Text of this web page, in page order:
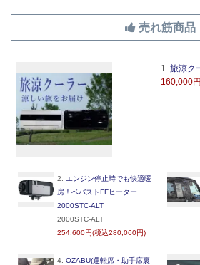
売れ筋商品
1.
旅涼ク
160,000
2.
エンジン停止時でも快適暖
房！ベバストFFヒーター
2000STC-ALT
2000STC-ALT
254,600円(税込280,060円)
4. OZABU(運転席・助手席裏